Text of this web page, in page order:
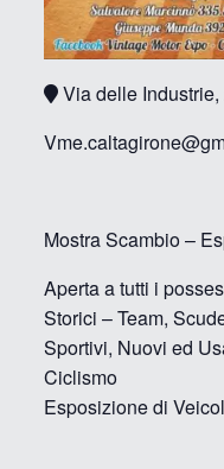
Via delle Industrie,
Mostra Scambio –
Aperta a tutti i
Storici – Team,
Sportivi, Nuovi ed
Ciclismo
Esposizione di